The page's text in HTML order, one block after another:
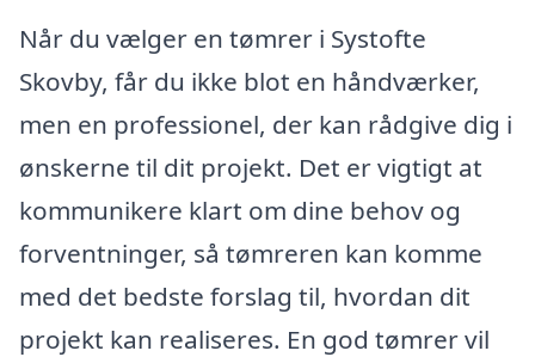
Når du vælger en tømrer i Systofte
Skovby, får du ikke blot en håndværker,
men en professionel, der kan rådgive dig i
ønskerne til dit projekt. Det er vigtigt at
kommunikere klart om dine behov og
forventninger, så tømreren kan komme
med det bedste forslag til, hvordan dit
projekt kan realiseres. En god tømrer vil